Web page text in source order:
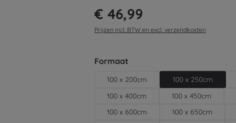
Normale prijs:
€ 46,99
Prijzen incl. BTW en excl. verzendkosten
Selecteer
Formaat
100 x 200cm 100 x 250cm
100 x 400cm
100 x 450cm
100 x 600cm
100 x 650cm